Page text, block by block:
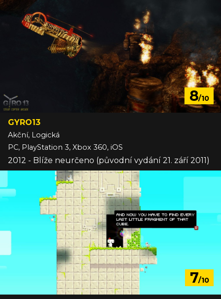
8/10
GYRO13
Akční, Logická
PC, PlayStation 3, Xbox 360, iOS
2012 - Blíže neurčeno (původní vydání 21. září 2011)
7/10